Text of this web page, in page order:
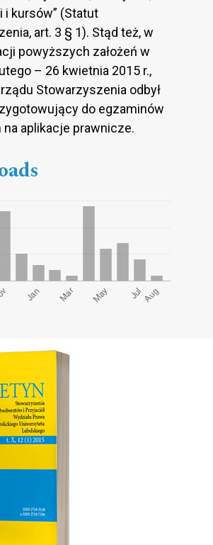
i kursów” (Statut
art. 3 § 1). Stąd też, w
powyższych założeń w
– 26 kwietnia 2015 r.,
Stowarzyszenia odbył
do egzaminów
aplikacje prawnicze.